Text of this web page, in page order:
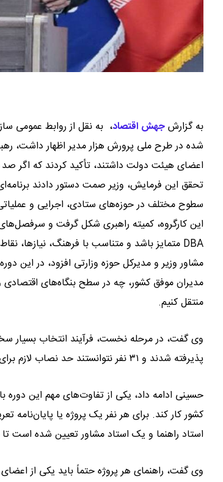
به گزارشجهش اقتصاد، به نقل از روابط عمومی
شده در طرح ملی پرورش هزار مدیر اظهار داشت،
اعضای هیئت دولت داشتند، تأکید کردند که اگر صد
تحقق این فرمایش، وزیر صمت دستور دادند
سطوح مختلف در حوزه‌های ستادی، اجرایی و
DBA متمایز باشد و متناسب با فرهنگ، نیازها، نقاط قوت و نقاط قابل بهبود صنعت کشور طراحی شود.
مشاور وزیر و مدیرکل حوزه وزارتی افزود، در
مدیران موفق کشور، چه در سطح بنگاه‌های اقتصادی
منتقل کنیم.
پذیرفته شدند و ۳۱ نفر نتوانستند حد نصاب لازم برای ورود به دوره را کسب کنند. این دوره اکنون در حال برگزاری است.
حسینی ادامه داد، یکی از تفاوت‌های مهم این
کشور کار کند. برای هر نفر یک پروژه یا
استاد راهنما و یک استاد مشاور تعیین شده است
وی گفت، راهنمای هر پروژه حتماً باید یکی از